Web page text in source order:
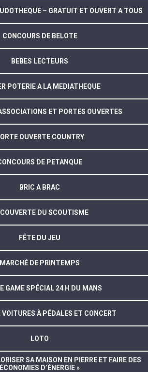
– GRATUIT ET OUVERT A TOUS
CONCOURS DE BELOTE
BEBES LECTEURS
POTERIE A LA MEDIATHEQUE
ET PORTES OUVERTES
OUVERTE COUNTRY
DE PETANQUE
BRIC A BRAC
DU SCOUTISME
FÊTE DU JEU
MARCHÉ DE PRINTEMPS
GAME SPÉCIAL 24 H DU MANS
VOITURES À PÉDALES ET CONCERT
LOTO
SA MAISON EN PIERRE ET FAIRE DES
ÉCONOMIES D’ÉNERGIE »